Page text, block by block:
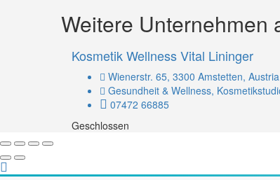
Weitere Unternehmen
Kosmetik Wellness Vital Lininger
Wienerstr. 65, 3300 Amstetten, Austria
Gesundheit & Wellness,
07472 66885
Geschlossen